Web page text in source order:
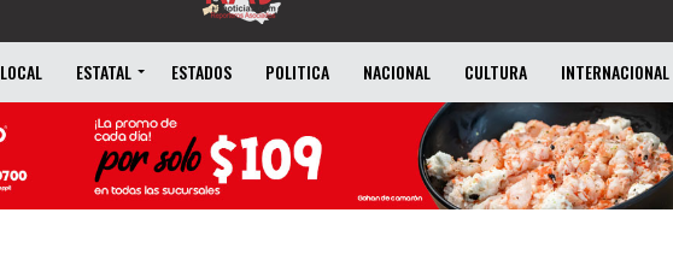
LOCAL ESTATAL ESTADOS POLITICA NACIONAL CULTURA INTERNACIONAL